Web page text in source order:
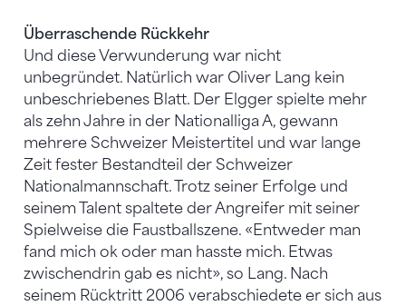
Überraschende Rückkehr
Und diese Verwunderung war nicht
unbegründet. Natürlich war Oliver Lang kein
unbeschriebenes Blatt. Der Elgger spielte mehr
als zehn Jahre in der Nationalliga A, gewann
mehrere Schweizer Meistertitel und war lange
Zeit fester Bestandteil der Schweizer
Nationalmannschaft. Trotz seiner Erfolge und
seinem Talent spaltete der Angreifer mit seiner
Spielweise die Faustballszene. «Entweder man
fand mich ok oder man hasste mich. Etwas
zwischendrin gab es nicht», so Lang. Nach
seinem Rücktritt 2006 verabschiedete er sich aus